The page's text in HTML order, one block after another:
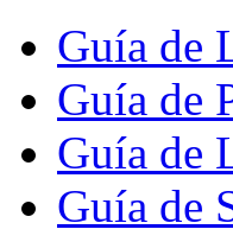
Guía de
Guía de
Guía de
Guía de